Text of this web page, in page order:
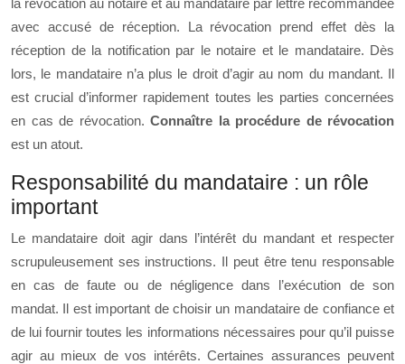
la révocation au notaire et au mandataire par lettre recommandée
avec accusé de réception. La révocation prend effet dès la
réception de la notification par le notaire et le mandataire. Dès
lors, le mandataire n’a plus le droit d’agir au nom du mandant. Il
est crucial d’informer rapidement toutes les parties concernées
en cas de révocation. Connaître la procédure de révocation
est un atout.
Responsabilité du mandataire : un rôle
important
Le mandataire doit agir dans l’intérêt du mandant et respecter
scrupuleusement ses instructions. Il peut être tenu responsable
en cas de faute ou de négligence dans l’exécution de son
mandat. Il est important de choisir un mandataire de confiance et
de lui fournir toutes les informations nécessaires pour qu’il puisse
agir au mieux de vos intérêts. Certaines assurances peuvent